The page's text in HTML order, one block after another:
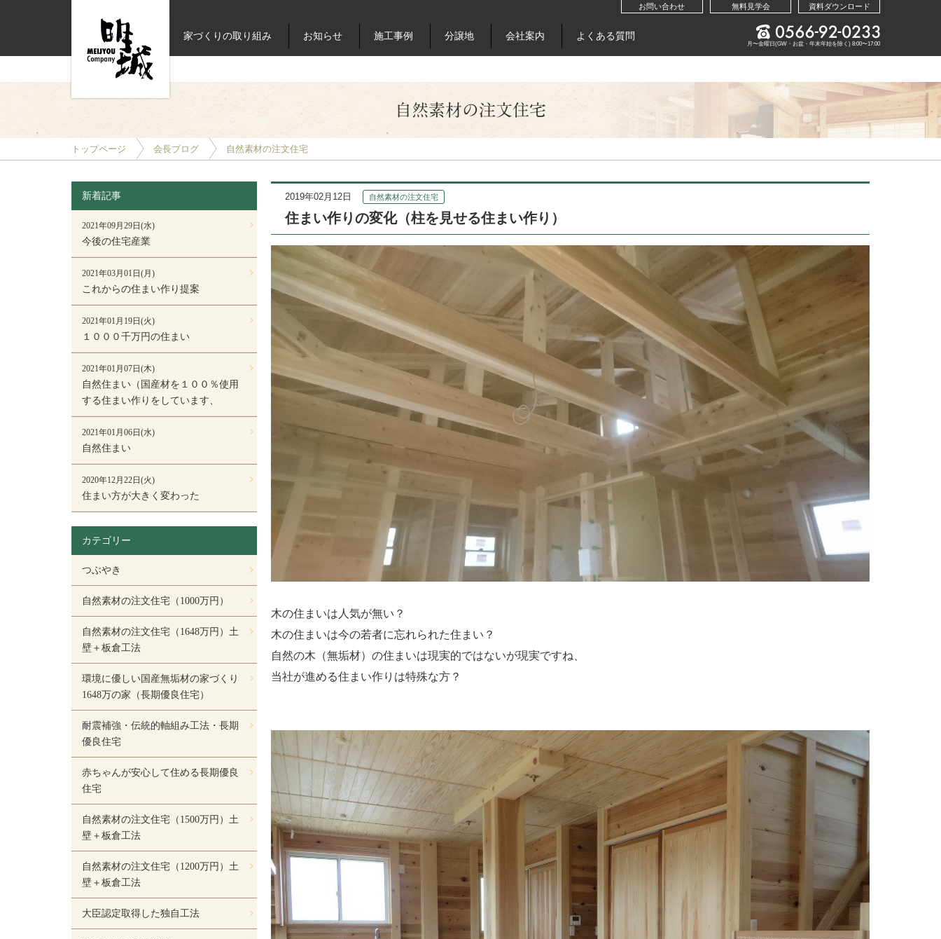
お問い合わせ 無料見学会 資料ダウンロード
月〜金曜日(GW・お盆・年末年始を除く) 8:00〜17:00
家づくりの取り組み お知らせ 施工事例 分譲地 会社案内 よくある質問
自然素材の注文住宅
トップページ 会長ブログ 自然素材の注文住宅
2019年02月12日 自然素材の注文住宅
住まい作りの変化（柱を見せる住まい作り）
木の住まいは人気が無い？
木の住まいは今の若者に忘れられた住まい？
自然の木（無垢材）の住まいは現実的ではないが現実ですね、
当社が進める住まい作りは特殊な方？
新着記事
2021年09月29日(水)
今後の住宅産業
2021年03月01日(月)
これからの住まい作り提案
2021年01月19日(火)
１０００千万円の住まい
2021年01月07日(木)
自然住まい（国産材を１００％使用
する住まい作りをしています、
2021年01月06日(水)
自然住まい
2020年12月22日(火)
住まい方が大きく変わった
カテゴリー
つぶやき
自然素材の注文住宅（1000万円）
自然素材の注文住宅（1648万円）土
壁＋板倉工法
環境に優しい国産無垢材の家づくり
1648万の家（長期優良住宅）
耐震補強・伝統的軸組み工法・長期
優良住宅
赤ちゃんが安心して住める長期優良
住宅
自然素材の注文住宅（1500万円）土
壁＋板倉工法
自然素材の注文住宅（1200万円）土
壁＋板倉工法
大臣認定取得した独自工法